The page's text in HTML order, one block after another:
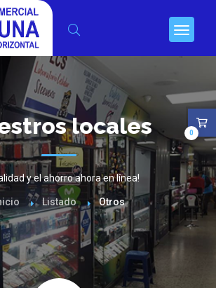
locales
y el ahorro ahora en línea!
Listado Otros
0